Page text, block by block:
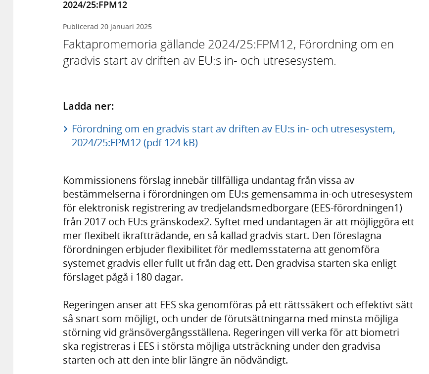
2024/25:FPM12
Publicerad 20 januari 2025
Faktapromemoria gällande 2024/25:FPM12, Förordning om en
gradvis start av driften av EU:s in- och utresesystem.
Ladda ner:
Förordning om en gradvis start av driften av EU:s in- och utresesystem,
2024/25:FPM12 (pdf 124 kB)
Kommissionens förslag innebär tillfälliga undantag från vissa av
bestämmelserna i förordningen om EU:s gemensamma in-och utresesystem
för elektronisk registrering av tredjelandsmedborgare (EES-förordningen1)
från 2017 och EU:s gränskodex2. Syftet med undantagen är att möjliggöra ett
mer flexibelt ikraftträdande, en så kallad gradvis start. Den föreslagna
förordningen erbjuder flexibilitet för medlemsstaterna att genomföra
systemet gradvis eller fullt ut från dag ett. Den gradvisa starten ska enligt
förslaget pågå i 180 dagar.
Regeringen anser att EES ska genomföras på ett rättssäkert och effektivt sätt
så snart som möjligt, och under de förutsättningarna med minsta möjliga
störning vid gränsövergångsställena. Regeringen vill verka för att biometri
ska registreras i EES i största möjliga utsträckning under den gradvisa
starten och att den inte blir längre än nödvändigt.